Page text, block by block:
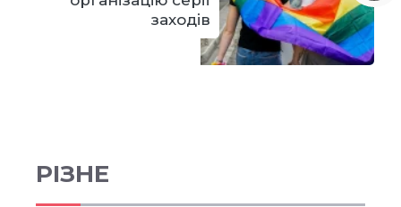
заходів
РІЗНЕ